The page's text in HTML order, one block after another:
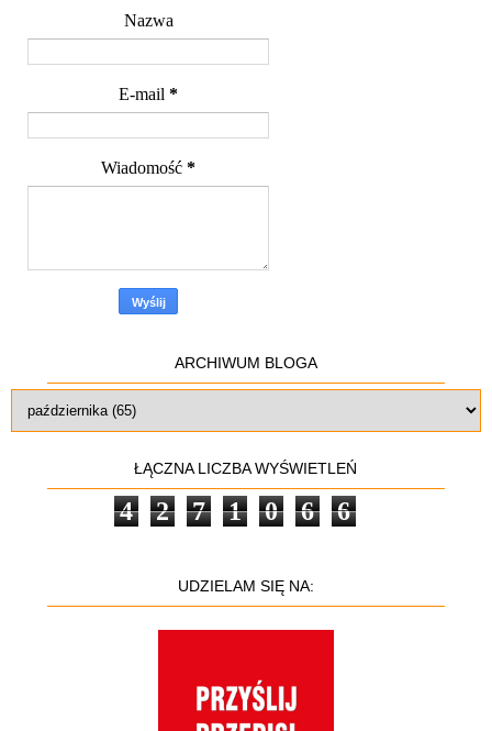
Nazwa
E-mail *
Wiadomość *
ARCHIWUM BLOGA
ŁĄCZNA LICZBA WYŚWIETLEŃ
4 2 7 1 0 6 6
UDZIELAM SIĘ NA: